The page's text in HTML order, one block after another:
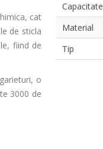
cat
de sticla
fiind de
o
3000 de
Capacitate
Material
Tip